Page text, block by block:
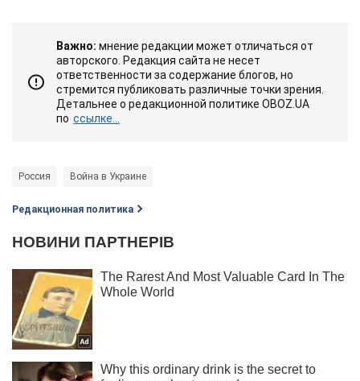
Важно: мнение редакции может отличаться от
авторского. Редакция сайта не несет
ответственности за содержание блогов, но
стремится публиковать различные точки зрения.
Детальнее о редакционной политике OBOZ.UA
по ссылке...
Россия Война в Украине
Редакционная политика